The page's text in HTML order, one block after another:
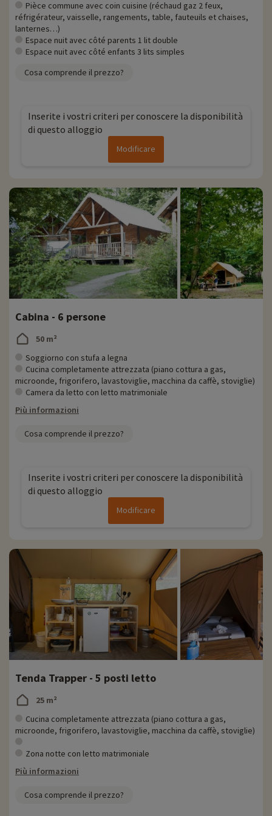
Pièce commune avec coin cuisine (réchaud gaz 2 feux,
réfrigérateur, vaisselle, rangements, table, fauteuils et chaises,
lanternes…)
Espace nuit avec côté parents 1 lit double
Espace nuit avec côté enfants 3 lits simples
Cosa comprende il prezzo?
Inserite i vostri criteri per conoscere la disponibilità
di questo alloggio
Modificare
Cabina - 6 persone
50 m²
Soggiorno con stufa a legna
Cucina completamente attrezzata (piano cottura a gas,
microonde, frigorifero, lavastoviglie, macchina da caffè, stoviglie)
Camera da letto con letto matrimoniale
Più informazioni
Cosa comprende il prezzo?
Inserite i vostri criteri per conoscere la disponibilità
di questo alloggio
Modificare
Tenda Trapper - 5 posti letto
25 m²
Cucina completamente attrezzata (piano cottura a gas,
microonde, frigorifero, lavastoviglie, macchina da caffè, stoviglie)
Zona notte con letto matrimoniale
Più informazioni
Cosa comprende il prezzo?